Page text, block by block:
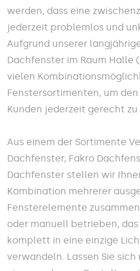
werden, dass eine
jederzeit problemlos und
Aufgrund unserer
Dachfenster im Raum Halle
vielen
Fenstersortimenten, um
Kunden jederzeit gerecht zu
Aus einem der Sortimente
Dachfenster, Fakro
Dachfenster stellen wir
Kombination mehrerer
Fensterelemente
oder manuell betrieben,
komplett in eine einzige
verwandeln. Lassen Sie